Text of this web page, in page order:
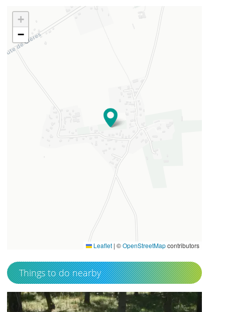
+
−
Leaflet | ©OpenStreetMapcontributors
Things to do nearby